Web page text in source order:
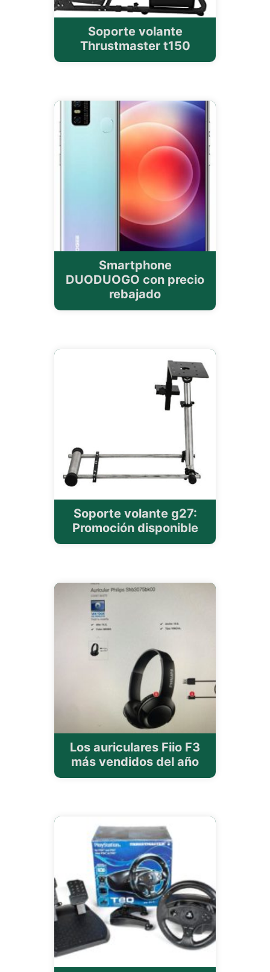
Soporte volante
Thrustmaster t150
Smartphone
DUODUOGO con precio
rebajado
Soporte volante g27:
Promoción disponible
Los auriculares Fiio F3
más vendidos del año